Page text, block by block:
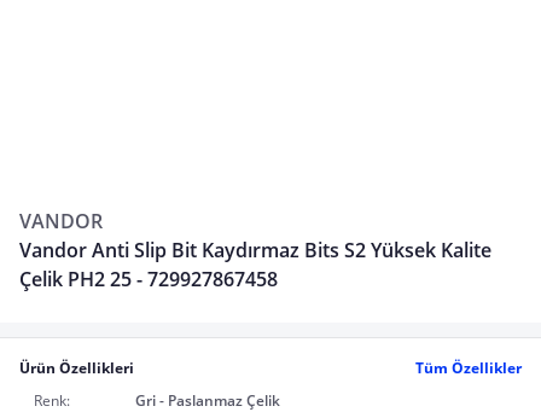
VANDOR
Vandor Anti Slip Bit Kaydırmaz Bits S2 Yüksek Kalite
Çelik PH2 25 - 729927867458
Ürün Özellikleri
Tüm Özellikler
Renk:
Gri - Paslanmaz Çelik